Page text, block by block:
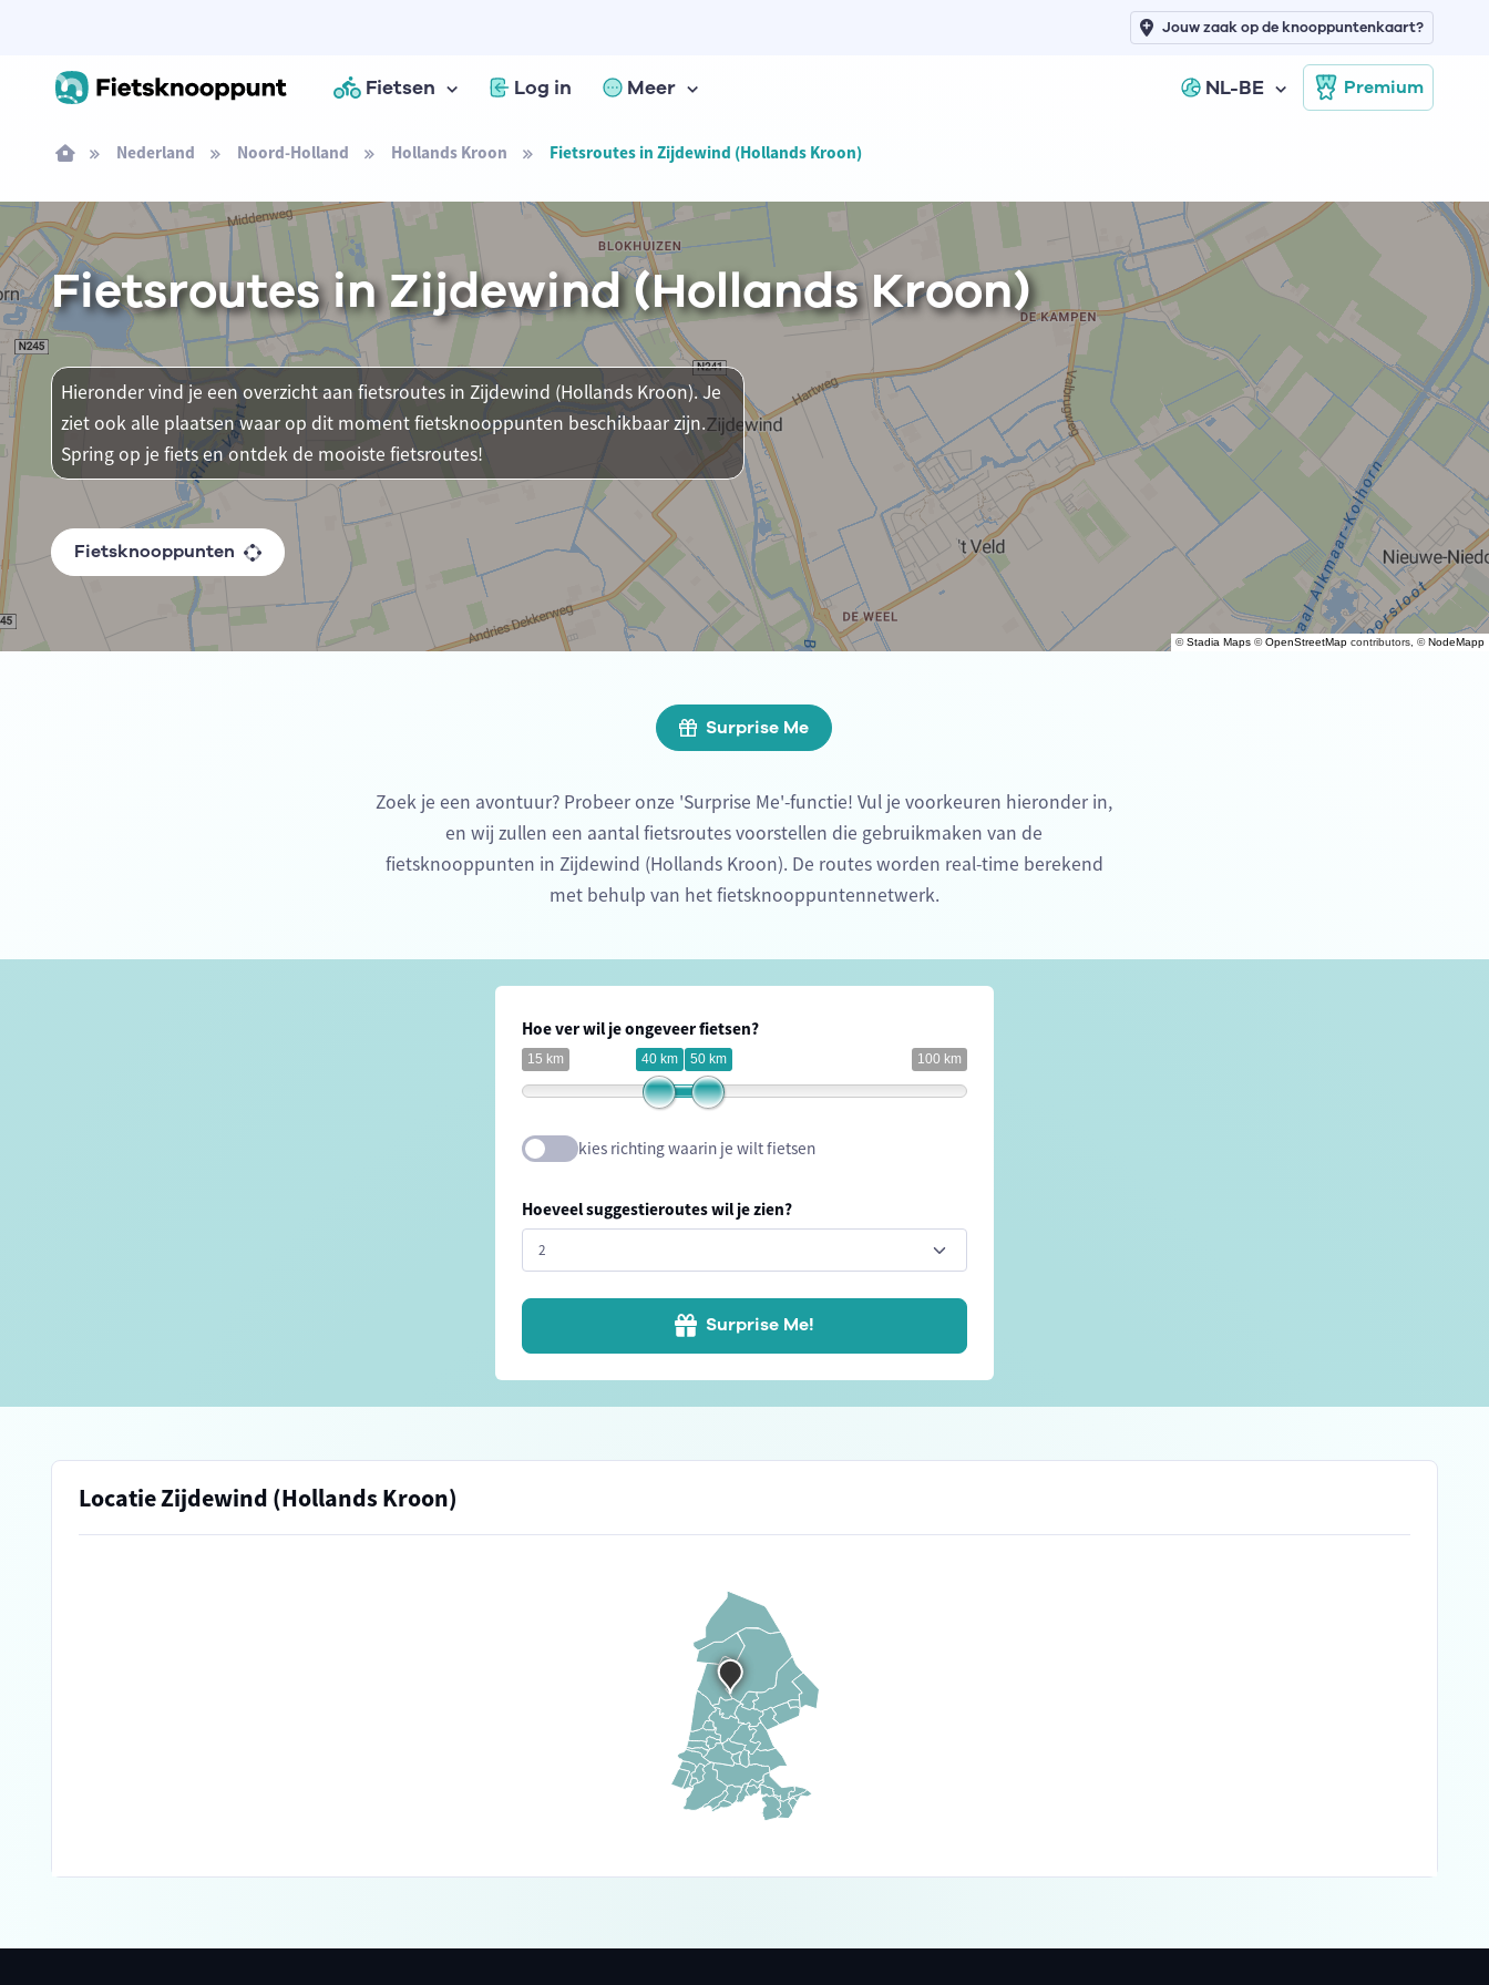
Fietsen Log in Meer NL-BE Premium
Jouw zaak op de knooppuntenkaart?
Nederland Noord-Holland Hollands Kroon Fietsroutes in Zijdewind (Hollands Kroon)
©Stadia Maps ©OpenStreetMap contributors, ©NodeMapp
Fietsroutes in Zijdewind (Hollands Kroon)
Hieronder vind je een overzicht aan fietsroutes in Zijdewind (Hollands Kroon). Je
ziet ook alle plaatsen waar op dit moment fietsknooppunten beschikbaar zijn.
Spring op je fiets en ontdek de mooiste fietsroutes!
Fietsknooppunten
Surprise Me
Zoek je een avontuur? Probeer onze 'Surprise Me'-functie! Vul je voorkeuren hieronder in,
en wij zullen een aantal fietsroutes voorstellen die gebruikmaken van de
fietsknooppunten in Zijdewind (Hollands Kroon). De routes worden real-time berekend
met behulp van het fietsknooppuntennetwerk.
Hoe ver wil je ongeveer fietsen?
15 km 100 km
40 km 50 km
kies richting waarin je wilt fietsen
Hoeveel suggestieroutes wil je zien?
Surprise Me!
Locatie Zijdewind (Hollands Kroon)